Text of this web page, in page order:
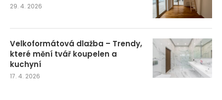
29. 4. 2026
Velkoformátová dlažba – Trendy,
které mění tvář koupelen a
kuchyní
17. 4. 2026